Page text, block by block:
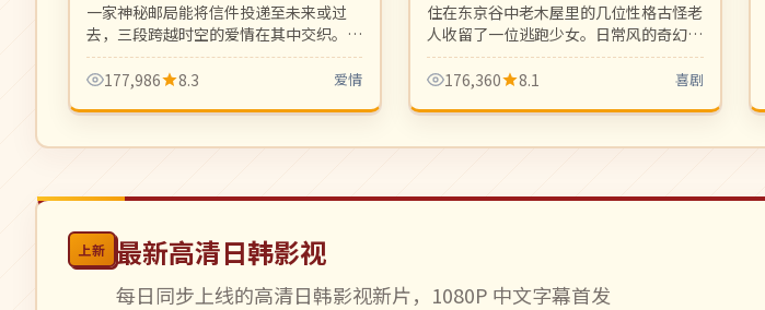
一家神秘邮局能将信件投递至未来或过
去，三段跨越时空的爱情在其中交织。新
奇设定、温暖剧本、画面唯美。
177,986
8.3 爱情
住在东京谷中老木屋里的几位性格古怪老
人收留了一位逃跑少女。日常风的奇幻动
画，幽默温馨。
176,360
8.1 喜剧
上新 最新高清日韩影视
每日同步上线的高清日韩影视新片，1080P 中文字幕首发